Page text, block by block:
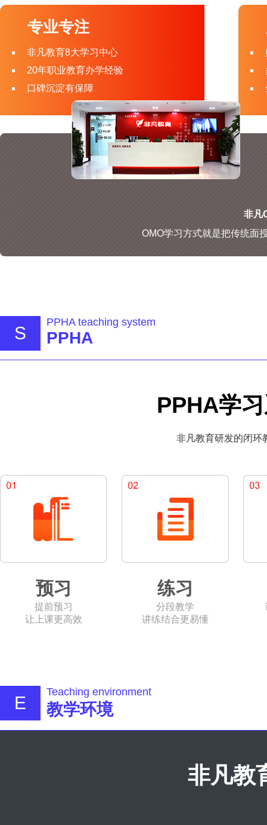
专业专注
非凡教育8大学习中心
20年职业教育办学经验
口碑沉淀有保障
非凡
OMO学习方式就是把传统面
S
PPHA teaching system
PPHA
PPHA学
非凡教育研发的闭环
预习
提前预习
让上课更高效
练习
分段教学
讲练结合更易懂
E
Teaching environment
教学环境
非凡教